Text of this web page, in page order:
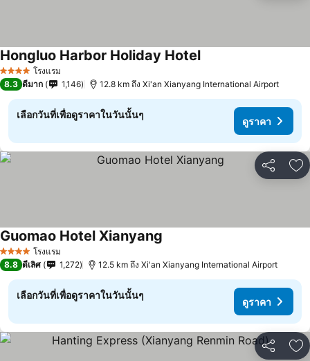
4 ดาว โรงแรม
Hongluo Harbor Holiday Hotelดูราคา
8.3 ดีมาก 1,146 12.8 km ถึง Xi'an Xianyang International Airport
เลือกวันที่เพื่อดูราคาในวันนั้นๆ
ดูราคา
แชร์ เ
4 ดาว โรงแรม
Guomao Hotel Xianyang
8.8 ดีเลิศ 1,272 12.5 km ถึง Xi'an Xianyang International Airport
เลือกวันที่เพื่อดูราคาในวันนั้นๆ
ดูราคา
แชร์ เ